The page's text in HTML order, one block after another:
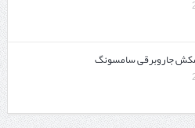
جاروبرقی سامسونگ